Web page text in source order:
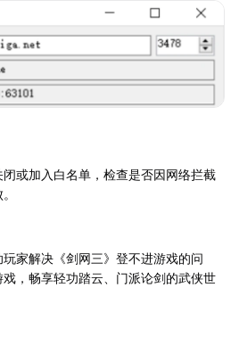
闭或加入白名单，检查是否因网络拦截
家解决《剑网三》登不进游戏的问
，畅享轻功踏云、门派论剑的武侠世